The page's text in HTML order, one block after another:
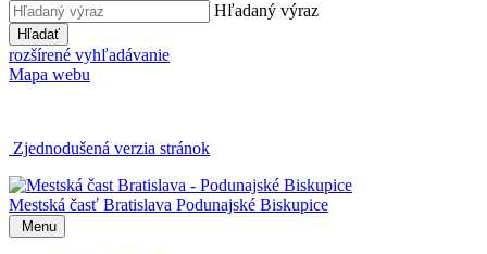
Hľadaný výraz
Hľadať
rozšírené vyhľadávanie
Mapa webu
Zjednodušená verzia stránok
Mestská časť Bratislava Podunajské Biskupice
Menu